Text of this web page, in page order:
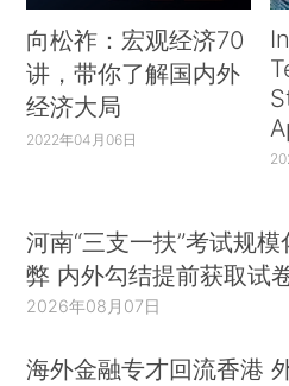
向松祚：宏观经济70
讲，带你了解国内外
经济大局
2022年04月06日
河南“三支一扶”考试规模
弊 内外勾结提前获取试
2026年08月07日
海外金融专才回流香港